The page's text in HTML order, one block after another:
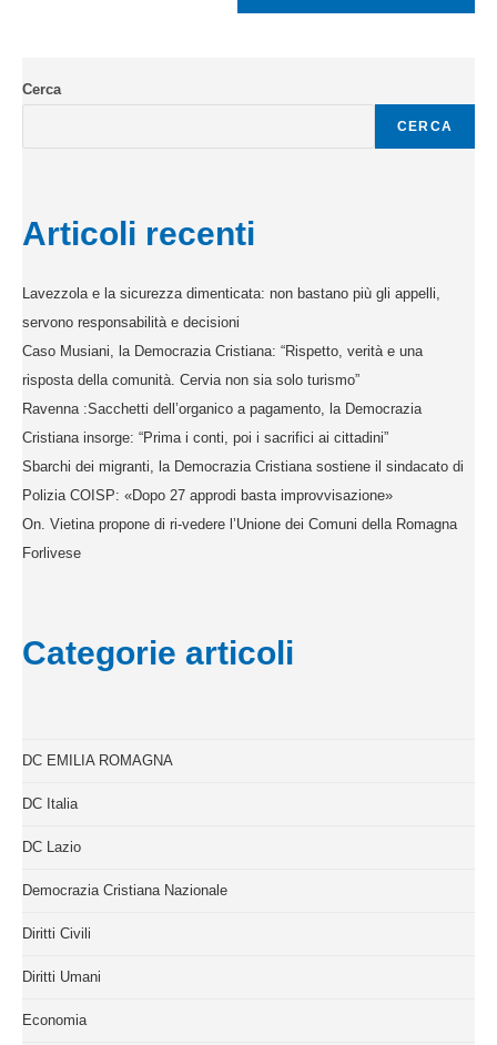
Cerca
CERCA
Articoli recenti
Lavezzola e la sicurezza dimenticata: non bastano più gli appelli,
servono responsabilità e decisioni
Caso Musiani, la Democrazia Cristiana: “Rispetto, verità e una
risposta della comunità. Cervia non sia solo turismo”
Ravenna :Sacchetti dell’organico a pagamento, la Democrazia
Cristiana insorge: “Prima i conti, poi i sacrifici ai cittadini”
Sbarchi dei migranti, la Democrazia Cristiana sostiene il sindacato di
Polizia COISP: «Dopo 27 approdi basta improvvisazione»
On. Vietina propone di ri-vedere l’Unione dei Comuni della Romagna
Forlivese
Categorie articoli
DC EMILIA ROMAGNA
DC Italia
DC Lazio
Democrazia Cristiana Nazionale
Diritti Civili
Diritti Umani
Economia